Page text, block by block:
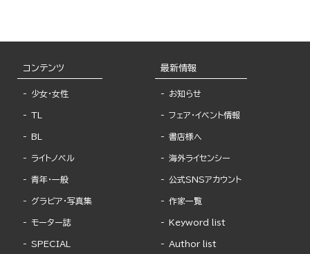
コンテンツ
少女・女性
TL
BL
ライトノベル
青年・一般
グラビア・写真集
モーター誌
SPECIAL
最新情報
お知らせ
フェア・イベント情報
書店様へ
海外ライセンシー
公式SNSアカウント
作家一覧
Keyword list
Author list